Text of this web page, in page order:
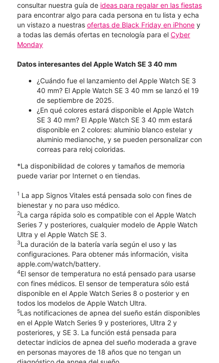
consultar nuestra guía de ideas para regalar en las fiestas
para encontrar algo para cada persona en tu lista y echa
un vistazo a nuestras ofertas de Black Friday en iPhone y
a todas las demás ofertas en tecnología para el Cyber
Monday
Datos interesantes del Apple Watch SE 3 40 mm
¿Cuándo fue el lanzamiento del Apple Watch SE 3
40 mm? El Apple Watch SE 3 40 mm se lanzó el 19
de septiembre de 2025.
¿En qué colores estará disponible el Apple Watch
SE 3 40 mm? El Apple Watch SE 3 40 mm estará
disponible en 2 colores: aluminio blanco estelar y
aluminio medianoche, y se pueden personalizar con
correas para reloj coloridas.
*La disponibilidad de colores y tamaños de memoria
puede variar por Internet o en tiendas.
1 La app Signos Vitales está pensada solo con fines de
bienestar y no para uso médico.
2La carga rápida solo es compatible con el Apple Watch
Series 7 y posteriores, cualquier modelo de Apple Watch
Ultra y el Apple Watch SE 3.
3La duración de la batería varía según el uso y las
configuraciones. Para obtener más información, visita
apple.com/watch/battery.
4El sensor de temperatura no está pensado para usarse
con fines médicos. El sensor de temperatura sólo está
disponible en el Apple Watch Series 8 o posterior y en
todos los modelos de Apple Watch Ultra.
5Las notificaciones de apnea del sueño están disponibles
en el Apple Watch Series 9 y posteriores, Ultra 2 y
posteriores, y SE 3. La función está pensada para
detectar indicios de apnea del sueño moderada a grave
en personas mayores de 18 años que no tengan un